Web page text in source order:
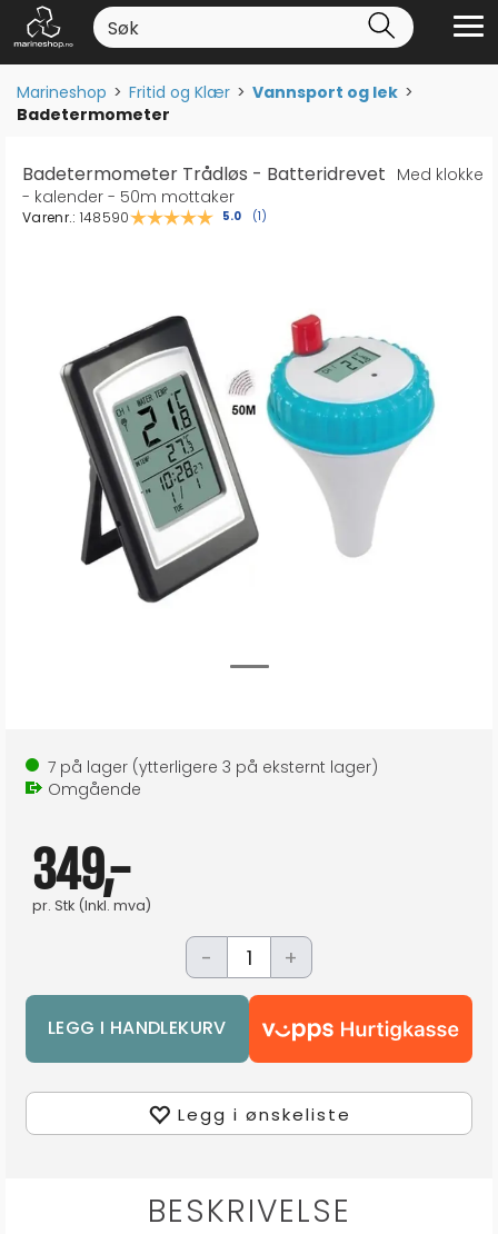
Marineshop>Fritid og Klær>Vannsport og lek>
Badetermometer
Badetermometer Trådløs - Batteridrevet Med klokke
- kalender - 50m mottaker
Varenr.: 148590 Gjennomsnittskarakter:
5.0 (stemmer:
1)
7 på lager (ytterligere 3 på eksternt lager)
Omgående
349,-
pr. Stk (Inkl. mva)
- +
Legg i ønskeliste
BESKRIVELSE